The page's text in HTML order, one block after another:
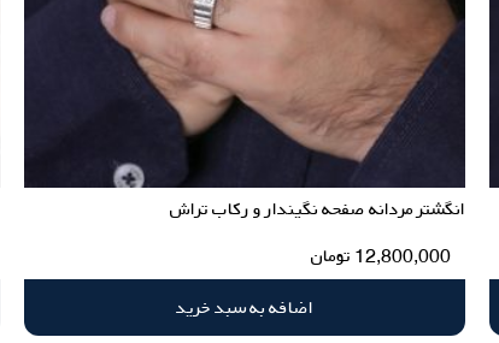
انگشتر مردانه صفحه نگیندار و رکاب تراش
12,800,000 تومان
اضافه به سبد خرید